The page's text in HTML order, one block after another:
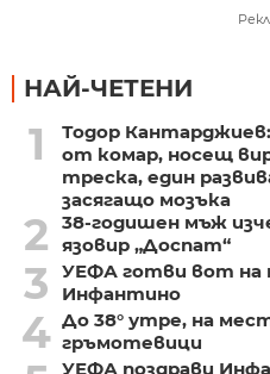
НАЙ-ЧЕТЕНИ
1
Тодор
от комар, носещ
треска, един
засягащо мозъка
2
38-годишен мъж
язовир „Доспат“
3
УЕФА готви вот на
Инфантино
4 До 38° утре, на
гръмотевици
УЕФА поздрави